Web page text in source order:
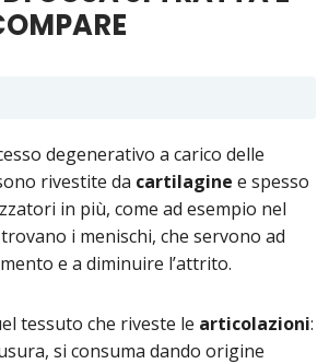
degenerativo a carico delle
rivestite da cartilagine e spesso
in più, come ad esempio nel
i menischi, che servono ad
e a diminuire l’attrito.
tessuto che riveste le articolazioni:
si consuma dando origine